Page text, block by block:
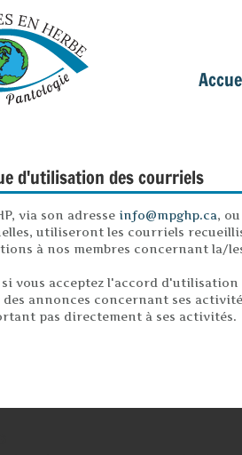
Main
d'utilisation des courriels
via son adresse info@mpghp.ca,
utiliseront les courriels
à nos membres concernant la/
si vous acceptez l'accord d'utilisation
des annonces concernant ses
pas directement à ses activités.